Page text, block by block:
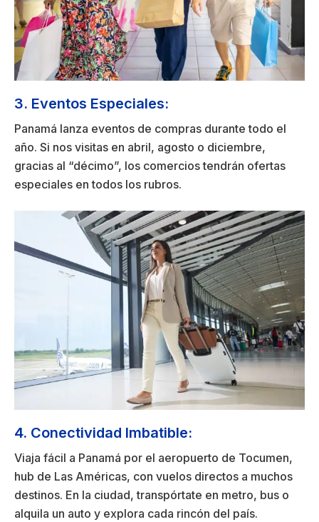
3. Eventos Especiales:
Panamá lanza eventos de compras durante todo el
año. Si nos visitas en abril, agosto o diciembre,
gracias al “décimo”, los comercios tendrán ofertas
especiales en todos los rubros.
4. Conectividad Imbatible:
Viaja fácil a Panamá por el aeropuerto de Tocumen,
hub de Las Américas, con vuelos directos a muchos
destinos. En la ciudad, transpórtate en metro, bus o
alquila un auto y explora cada rincón del país.